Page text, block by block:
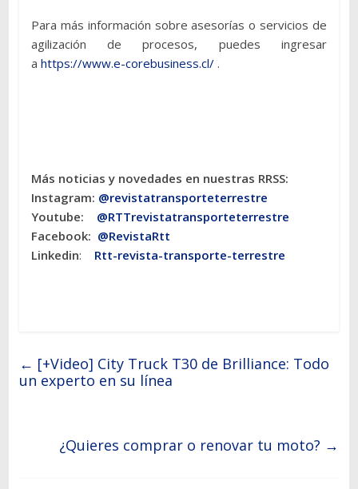
Para más información sobre asesorías o servicios de
agilización de procesos, puedes ingresar
a https://www.e-corebusiness.cl/.
Más noticias y novedades en nuestras RRSS:
Instagram: @revistatransporteterrestre
Youtube: @RTTrevistatransporteterrestre
Facebook: @RevistaRtt
Linkedin: Rtt-revista-transporte-terrestre
← [+Video] City Truck T30 de Brilliance: Todo
un experto en su línea
¿Quieres comprar o renovar tu moto? →